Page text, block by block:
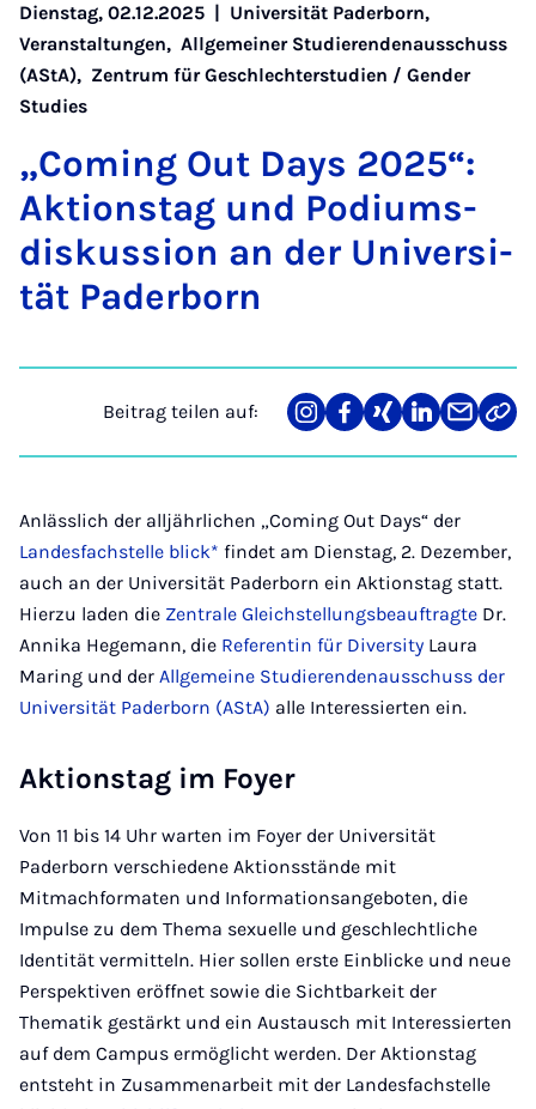
Dienstag, 02.12.2025 | Universität Paderborn,
Veranstaltungen, Allgemeiner Studierendenausschuss
(AStA), Zentrum für Geschlechterstudien / Gender
Studies
„Co­ming Out Days 2025“:
Ak­ti­ons­tag und Po­di­ums­
dis­kus­si­on an der Uni­ver­si­
tät Pa­der­born
Beitrag teilen auf:
Teilen
auf
Teilen
auf
Teilen
auf
Teilen
auf
Teilen
über
Link
Anlässlich der alljährlichen „Coming Out Days“ der
Landesfachstelle blick* findet am Dienstag, 2. Dezember,
auch an der Universität Paderborn ein Aktionstag statt.
Hierzu laden die Zentrale Gleichstellungsbeauftragte Dr.
Annika Hegemann, die Referentin für Diversity Laura
Maring und der Allgemeine Studierendenausschuss der
Universität Paderborn (AStA) alle Interessierten ein.
Aktionstag im Foyer
Von 11 bis 14 Uhr warten im Foyer der Universität
Paderborn verschiedene Aktionsstände mit
Mitmachformaten und Informationsangeboten, die
Impulse zu dem Thema sexuelle und geschlechtliche
Identität vermitteln. Hier sollen erste Einblicke und neue
Perspektiven eröffnet sowie die Sichtbarkeit der
Thematik gestärkt und ein Austausch mit Interessierten
auf dem Campus ermöglicht werden. Der Aktionstag
entsteht in Zusammenarbeit mit der Landesfachstelle